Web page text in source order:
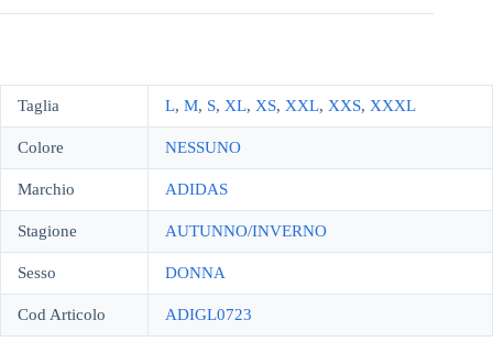
Taglia L, M, S, XL, XS, XXL, XXS, XXXL
Colore NESSUNO
Marchio ADIDAS
Stagione AUTUNNO/INVERNO
Sesso DONNA
Cod Articolo ADIGL0723